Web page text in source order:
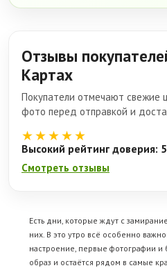
Отзывы
Картах
Покупатели отмечают свежие
фото перед отправкой и
★★★★★
Высокий рейтинг доверия:
Смотреть отзывы
Есть дни, которые ждут с
них. В это утро всё особенно важно:
настроение, первые фотографии и
образ и остаётся рядом в самые